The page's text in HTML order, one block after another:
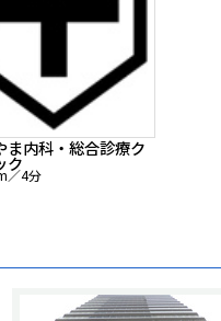
ま内科・総合診療ク
ク
／4分